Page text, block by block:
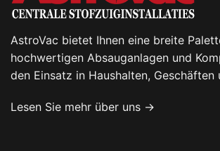
AstroVac bietet Ihnen eine breite
hochwertigen Absauganlagen und
den Einsatz in Haushalten, Geschäften
Lesen Sie mehr über uns →